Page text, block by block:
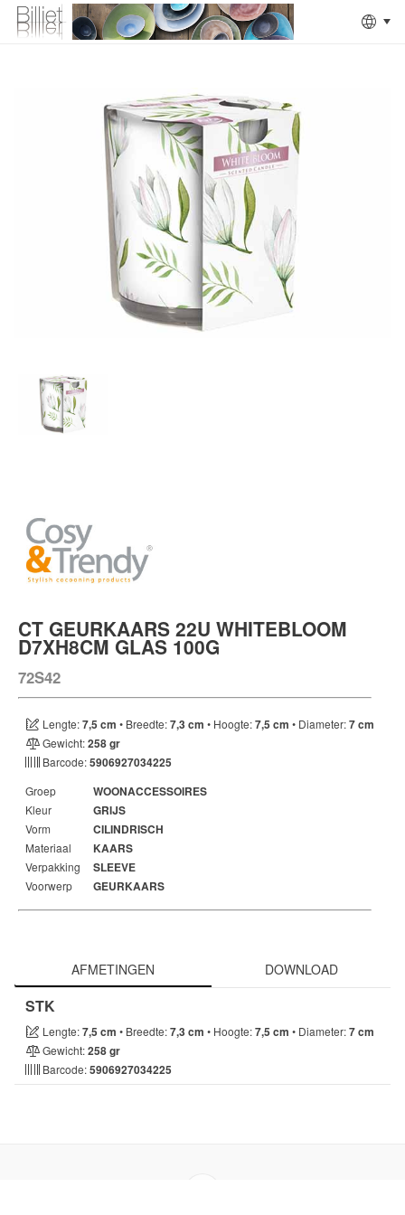
Artikel
omsCT GEURKAARS 22U WHITEBLOOM
D7XH8CM GLAS 100G
Artikel
72S42
Lengte:7,5 cm • Breedte:7,3 cm • Hoogte:7,5 cm • Diameter:7 cm
Gewicht:258 gr
Barcode:5906927034225
Groep WOONACCESSOIRES
Kleur GRIJS
Vorm CILINDRISCH
Materiaal KAARS
Verpakking SLEEVE
Voorwerp GEURKAARS
Break 2
AFMETINGEN DOWNLOAD
STK
Lengte:7,5 cm • Breedte:7,3 cm • Hoogte:7,5 cm • Diameter:7 cm
Gewicht:258 gr
Barcode:5906927034225